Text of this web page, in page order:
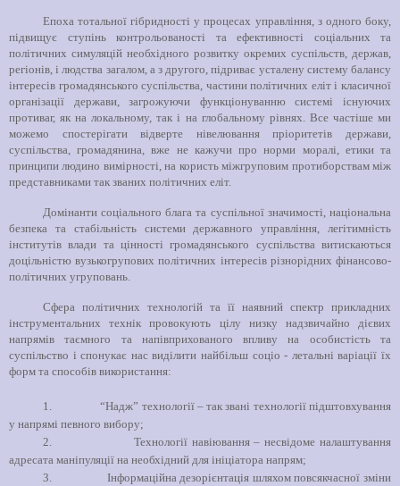
Епоха тотальної гібридності у процесах управління, з одного боку,
підвищує ступінь контрольованості та ефективності соціальних та
політичних симуляцій необхідного розвитку окремих суспільств, держав,
регіонів, і людства загалом, а з другого, підриває усталену систему балансу
інтересів громадянського суспільства, частини політичних еліт і класичної
організації держави, загрожуючи функціонуванню системі існуючих
противаг, як на локальному, так і на глобальному рівнях. Все частіше ми
можемо спостерігати відверте нівелювання пріоритетів держави,
суспільства, громадянина, вже не кажучи про норми моралі, етики та
принципи людино вимірності, на користь міжгруповим протиборствам між
представниками так званих політичних еліт.
Домінанти соціального блага та суспільної значимості, національна
безпека та стабільність системи державного управління, легітимність
інститутів влади та цінності громадянського суспільства витискаються
доцільністю вузькогрупових політичних інтересів різнорідних фінансово-
політичних угруповань.
Сфера політичних технологій та її наявний спектр прикладних
інструментальних технік провокують цілу низку надзвичайно дієвих
напрямів таємного та напівприхованого впливу на особистість та
суспільство і спонукає нас виділити найбільш соціо - летальні варіації їх
форм та способів використання:
1.
“Надж” технології – так звані технології підштовхування
у напрямі певного вибору;
2.
Технології навіювання – несвідоме налаштування
адресата маніпуляції на необхідний для ініціатора напрям;
3.
Інформаційна дезорієнтація шляхом повсякчасної зміни